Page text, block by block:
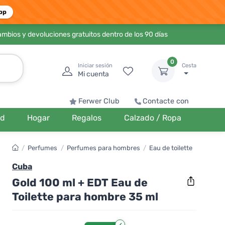
y devoluciones gratuitos dentro de los 90 días
Iniciar sesión
Mi cuenta
0
Cesta
Ferwer Club Contacte con
Hogar Regalos Calzado / Ropa
/ Perfumes / Perfumes para hombres / Eau de toilette
Cuba
Gold 100 ml + EDT Eau de
Toilette para hombre 35 ml